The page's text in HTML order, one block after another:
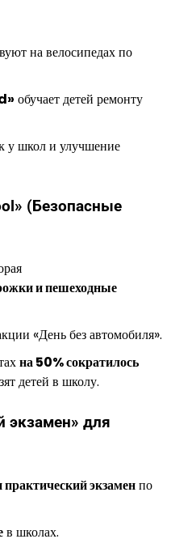
на велосипедах по
обучает детей ремонту
у школ и улучшение
(Безопасные
и пешеходные
«День без автомобиля».
на 50% сократилось
детей в школу.
экзамен» для
практический экзаменпо
в школах.